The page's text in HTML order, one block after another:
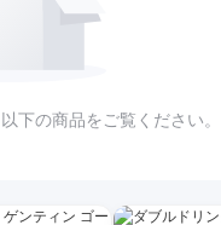
の商品をご覧ください